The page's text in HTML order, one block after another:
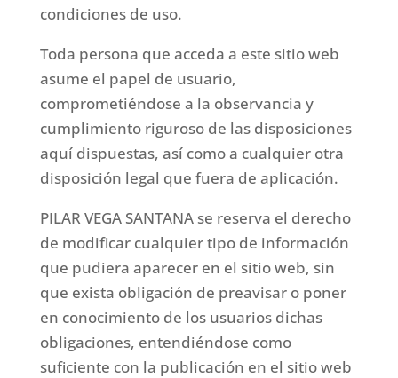
condiciones de uso.
Toda persona que acceda a este sitio web
asume el papel de usuario,
comprometiéndose a la observancia y
cumplimiento riguroso de las disposiciones
aquí dispuestas, así como a cualquier otra
disposición legal que fuera de aplicación.
PILAR VEGA SANTANA se reserva el derecho
de modificar cualquier tipo de información
que pudiera aparecer en el sitio web, sin
que exista obligación de preavisar o poner
en conocimiento de los usuarios dichas
obligaciones, entendiéndose como
suficiente con la publicación en el sitio web